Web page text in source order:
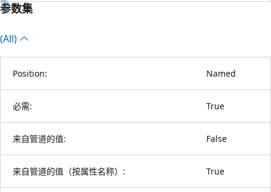
参数集
(All)
Position: Named
必需: True
来自管道的值: False
来自管道的值（按属性名称）: True